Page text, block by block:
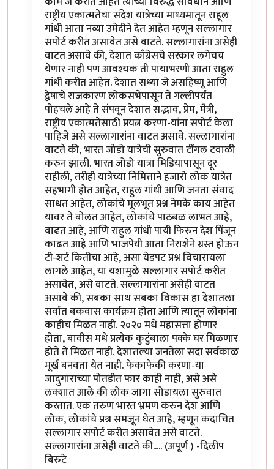
राष्ट्रीय एकात्मतेचा संदेश यात्रेच्या माध्यमातून राहूल
गांधी आता नव्या उमेदीने देत आहेत म्हणून सल्लागार
सपोर्ट करीत असावेत असे वाटते. सल्लागारांना असेही
वाटत असावे की, देशात काँग्रेसचे सरकार लगेचच
येणार नाही पण आवश्यक ती पायाभरणी आता राहुल
गांधी करीत आहेत. देशात सध्या जे असहिष्णू आणि
द्वेषाचे राजकारण लोकसभेपासून ते गल्लीपर्यंत
पोहचले आहे ते संपवून देशात सद्भाव, प्रेम, मैत्री,
राष्ट्रीय एकात्मतेसाठी प्रयत्न करणा-यांना सपोर्ट केला
पाहिजे असे सल्लागारांना वाटत असावे. सल्लागारांना
वाटते की, भारत जोडो यात्रेची सुरुवात टींगल टवाळी
करुन झाली. भारत जोडो यात्रा मिडियापासून दूर
राहीली, तरीही यात्रेच्या निमित्ताने हजारो लोक यात्रेत
सहभागी होत आहेत, राहुल गांधी आणि जनता संवाद
साधत आहेत, लोकांचे मूलभूत प्रश्न नेमके काय आहेत
यावर ते बोलत आहेत, लोकांचे पाठबळ लाभत आहे,
वाढत आहे, आणि राहुल गांधी पायी फिरुन देश पिंजून
काढत आहे आणि भाजपेयी आता निराशेने ग्रस्त होऊन
टी-शर्ट कितीचा आहे, असा येडपट प्रश्न विचारायला
लागले आहेत, या यशामुळे सल्लागार सपोर्ट करीत
असावेत, असे वाटते. सल्लागारांना असेही वाटत
असावे की, सबका साथ सबका विकास हा देशातला
सर्वात बकवास कार्यक्रम होता आणि त्यातून लोकांना
काहीच मिळत नाही. २०२० मधे महासत्ता होणार
होता, बावीस मधे प्रत्येक कुटुंबाला पक्के घर मिळणार
होते ते मिळत नाही. देशातल्या जनतेला सदा सर्वकाळ
मूर्ख बनवता येत नाही. फेकाफेकी करणा-या
जादुगाराच्या पोतडीत फार काही नाही, असे असे
लक्शात आले की लोक जागा सोडायला सुरुवात
करतात. एक तरुण भारत भ्रमण करुन देश आणि
लोक, लोकांचे प्रश्न समजून घेत आहे, म्हणून कदाचित
सल्लागार सपोर्ट करीत असावेत असे वाटते.
सल्लागारांना असेही वाटते की..... (अपूर्ण ) -दिलीप
बिरुटे